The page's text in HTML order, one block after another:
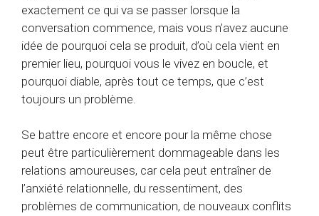
exactement ce qui va se passer lorsque la
conversation commence, mais vous n’avez aucune
idée de pourquoi cela se produit, d’où cela vient en
premier lieu, pourquoi vous le vivez en boucle, et
pourquoi diable, après tout ce temps, que c’est
toujours un problème.
Se battre encore et encore pour la même chose
peut être particulièrement dommageable dans les
relations amoureuses, car cela peut entraîner de
l’anxiété relationnelle, du ressentiment, des
problèmes de communication, de nouveaux conflits